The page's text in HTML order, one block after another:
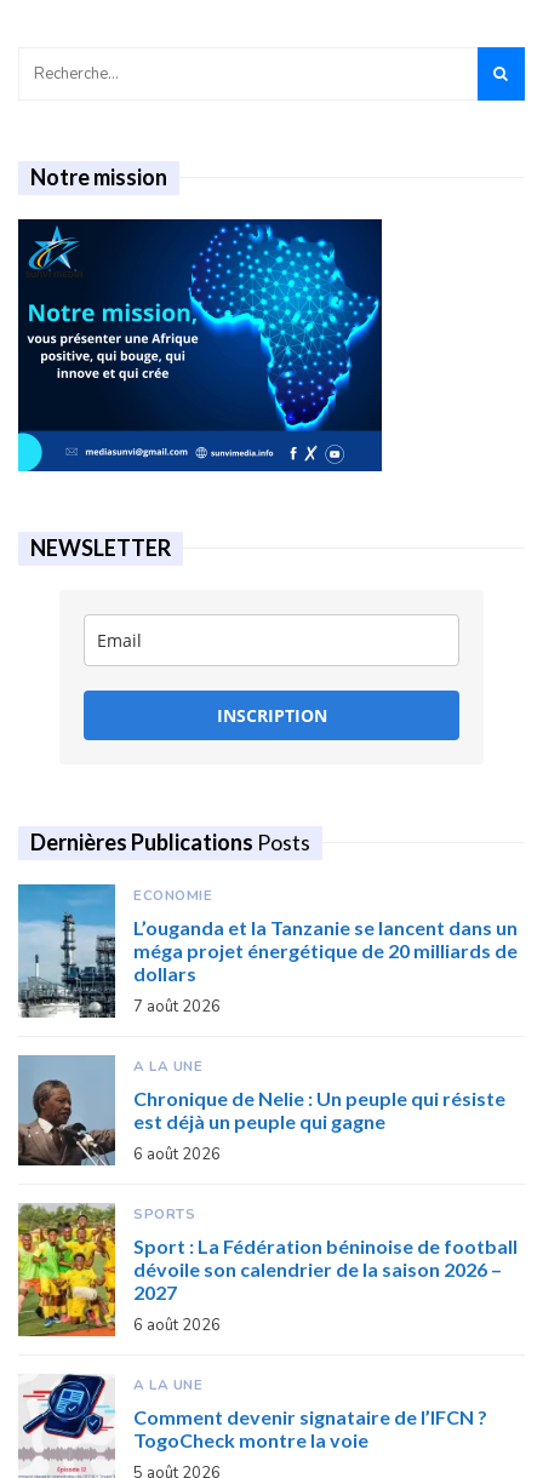
Notre mission
NEWSLETTER
INSCRIPTION
Dernières Publications Posts
ECONOMIE
L’ouganda et la Tanzanie se lancent dans un
méga projet énergétique de 20 milliards de
dollars
7 août 2026
A LA UNE
Chronique de Nelie : Un peuple qui résiste
est déjà un peuple qui gagne
6 août 2026
SPORTS
Sport : La Fédération béninoise de football
dévoile son calendrier de la saison 2026 –
2027
6 août 2026
A LA UNE
Comment devenir signataire de l’IFCN ?
TogoCheck montre la voie
5 août 2026